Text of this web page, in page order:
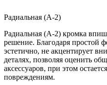
Радиальная (A-2)
Радиальная (A-2) кромка
решение. Благодаря простой
эстетично, не акцентирует
деталях, позволяя оценить
аксессуаров, при этом
повреждениям.